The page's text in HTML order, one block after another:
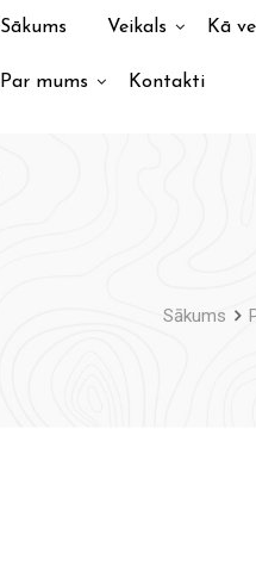
Sākums Veikals Kā
Par mums Kontakti
Sākums